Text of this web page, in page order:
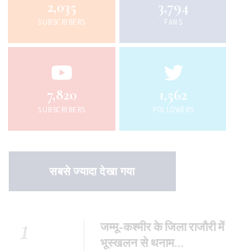
2,035
SUBSCRIBERS
3,794
FANS
7,820
SUBSCRIBERS
1,562
FOLLOWERS
सबसे ज्यादा देखा गया
1
जम्मू-कश्मीर के जिला राजौरी में
भूस्खलन से थनाम...